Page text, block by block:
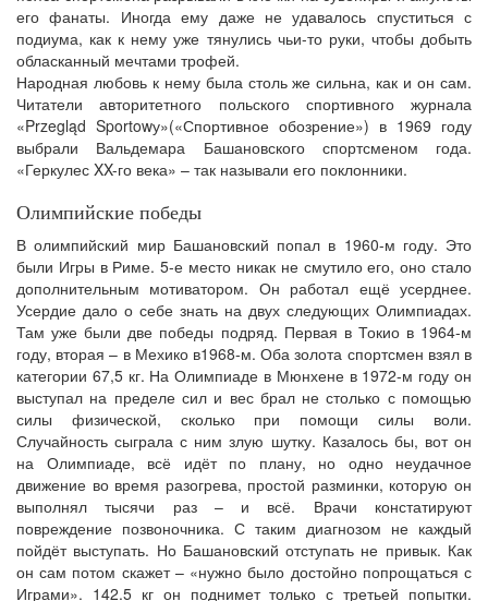
его фанаты. Иногда ему даже не удавалось спуститься с
подиума, как к нему уже тянулись чьи-то руки, чтобы добыть
обласканный мечтами трофей.
Народная любовь к нему была столь же сильна, как и он сам.
Читатели авторитетного польского спортивного журнала
«Przegląd Sportowу»(«Спортивное обозрение») в 1969 году
выбрали Вальдемара Башановского спортсменом года.
«Геркулес XX-го века» – так называли его поклонники.
Олимпийские победы
В олимпийский мир Башановский попал в 1960-м году. Это
были Игры в Риме. 5-е место никак не смутило его, оно стало
дополнительным мотиватором. Он работал ещё усерднее.
Усердие дало о себе знать на двух следующих Олимпиадах.
Там уже были две победы подряд. Первая в Токио в 1964-м
году, вторая – в Мехико в1968-м. Оба золота спортсмен взял в
категории 67,5 кг. На Олимпиаде в Мюнхене в 1972-м году он
выступал на пределе сил и вес брал не столько с помощью
силы физической, сколько при помощи силы воли.
Случайность сыграла с ним злую шутку. Казалось бы, вот он
на Олимпиаде, всё идёт по плану, но одно неудачное
движение во время разогрева, простой разминки, которую он
выполнял тысячи раз – и всё. Врачи констатируют
повреждение позвоночника. С таким диагнозом не каждый
пойдёт выступать. Но Башановский отступать не привык. Как
он сам потом скажет – «нужно было достойно попрощаться с
Играми». 142.5 кг он поднимет только с третьей попытки.